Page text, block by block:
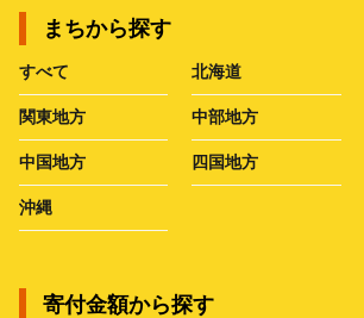
まちから探す
すべて 北海道
関東地方 中部地方
中国地方 四国地方
沖縄
寄付金額から探す